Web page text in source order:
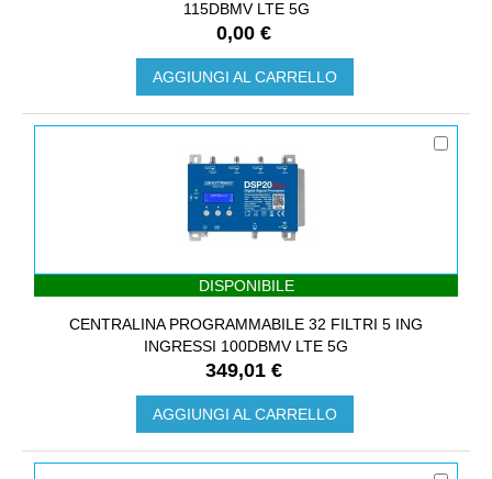
115DBΜV LTE 5G
0,00 €
AGGIUNGI AL CARRELLO
DISPONIBILE
CENTRALINA PROGRAMMABILE 32 FILTRI 5 ING
INGRESSI 100DBΜV LTE 5G
349,01 €
AGGIUNGI AL CARRELLO